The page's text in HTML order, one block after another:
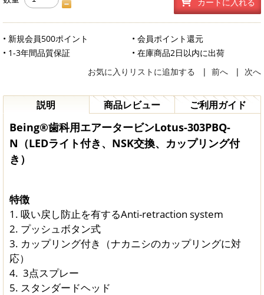
カートに入れる
• 新規会員500ポイント
• 会員ポイント還元
• 1-3年間品質保証
• 在庫商品2日以内に出荷
お気に入りリストに追加する
| 前へ | 次へ
説明 商品レビュー ご利用ガイド
Being®歯科用エアータービンLotus-303PBQ-
N（LEDライト付き、NSK交換、カップリング付
き）
特徴
1. 吸い戻し防止を有するAnti-retraction system
2. プッシュボタン式
3. カップリング付き（ナカニシのカップリングに対
応）
4. 3点スプレー
5. スタンダードヘッド